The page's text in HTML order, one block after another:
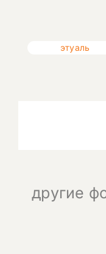
этуаль
другие